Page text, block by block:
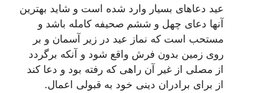
عید دعاهاى بسیار وارد شده است و شاید بهترین
آنها دعاى چهل و ششم صحیفه کامله باشد و
مستحب است که نماز عید در زیر آسمان و بر
روى زمین بدون فرش واقع شود و آنکه برگردد
از مصلى از غیر آن راهى که رفته بود و دعا کند
از براى برادران دینى خود به قبولى اعمال.